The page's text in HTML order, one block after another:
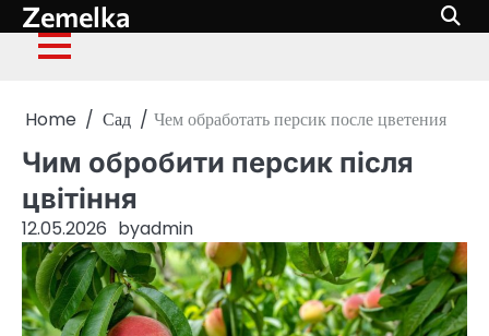
Skip
to
content
Zemelka
Home Сад Чем обработать персик после цветения
Чим обробити персик після
цвітіння
12.05.2026 byadmin